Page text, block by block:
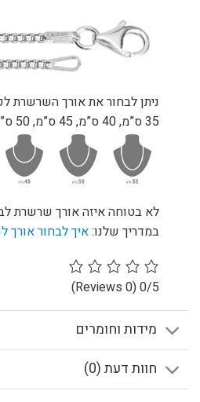
ניתן לבחור את אורך השרשרת
35 ס”מ, 40 ס”מ, 45 ס”מ, 50 ס”מ, 55 ס”מ
לא בטוחה איזה אורך שרשרת
במדריך שלנו:איך לבחור אורך
0/5
(0 Reviews)
מידות וחומרים
חוות דעת (0)